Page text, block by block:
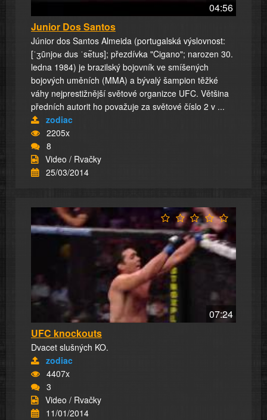
04:56
Junior Dos Santos
Júnior dos Santos Almeida (portugalská výslovnost:
[ˈʒũnjoʁ dus ˈsɐ̃tus]; přezdívka "Cigano"; narozen 30.
ledna 1984) je brazilský bojovník ve smíšených
bojových uměních (MMA) a bývalý šampion těžké
váhy nejprestižnější světové organizce UFC. Většina
předních autorit ho považuje za světové číslo 2 v ...
zodiac
2205x
8
Video / Rvačky
25/03/2014
07:24
UFC knockouts
Dvacet slušných KO.
zodiac
4407x
3
Video / Rvačky
11/01/2014